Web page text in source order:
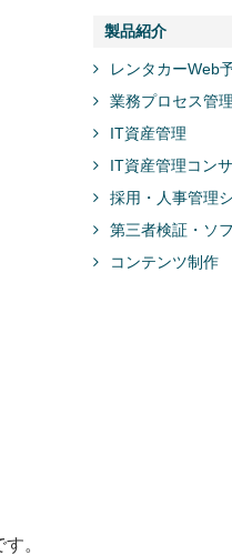
。
製品紹介
レンタカーWeb
業務プロセス管理
IT資産管理
IT資産管理コン
採用・人事管理
第三者検証・ソ
コンテンツ制作